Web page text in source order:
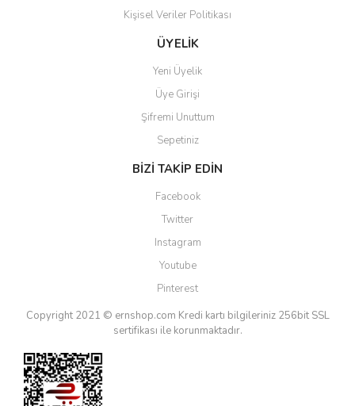
Gönder
Kişisel Veriler Politikası
ÜYELİK
Yeni Üyelik
Üye Girişi
Şifremi Unuttum
Sepetiniz
BİZİ TAKİP EDİN
Facebook
Twitter
Instagram
Youtube
Pinterest
Copyright 2021 © ernshop.com Kredi kartı bilgileriniz 256bit SSL
sertifikası ile korunmaktadır.